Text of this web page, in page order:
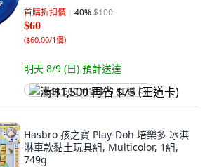
首購折扣價 40%$100
$60
($60.00/1個)
明天 8/9 (日) 預計送達
满 $1,500 再省 $75 (王道卡)
Hasbro 孩之寶 Play-Doh 培樂多 冰淇
淋車款黏土玩具組, Multicolor, 1組,
749g